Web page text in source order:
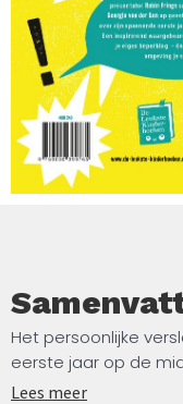
Het persoonlijke
eerste jaar op de
school gaan is
Lees meer